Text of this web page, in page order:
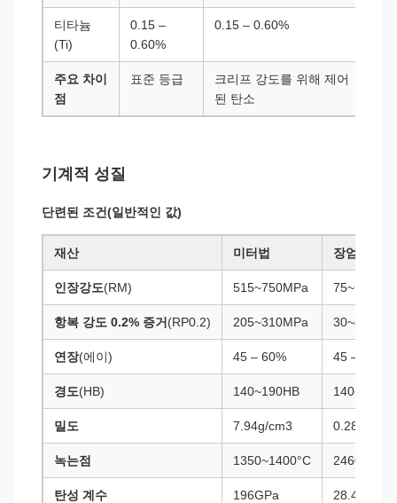
티타늄
(Ti)
0.15 –
0.60%
0.15 – 0.60%
주요 차이
점
표준 등급
크리프 강도를 위해 제어
된 탄소
기계적 성질
단련된 조건(일반적인 값)
재산 미터법 장엄한
인장강도(RM) 515~750MPa 75~109ksi
항복 강도 0.2% 증거 (RP0.2) 205~310MPa 30~45ksi
연장(에이) 45 – 60% 45 – 60%
경도(HB) 140~190HB
밀도 7.94g/cm3 0.287파운
녹는점 1350~1400°C
탄성 계수 196GPa 28.4 x